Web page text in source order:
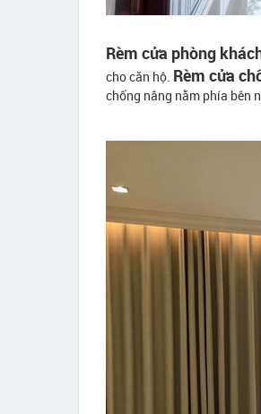
Rèm cửa phòng
cho căn hộ. Rèm cửa
chống nắng nằm phía bên